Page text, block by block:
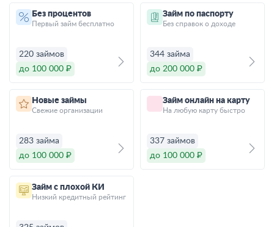
Без процентов
Первый займ бесплатно
220 займов
до 100 000 ₽
Займ по паспорту
Без справок о доходе
344 займа
до 200 000 ₽
Новые займы
Свежие организации
283 займа
до 100 000 ₽
Займ онлайн на карту
На любую карту быстро
337 займов
до 100 000 ₽
Займ с плохой КИ
Низкий кредитный рейтинг